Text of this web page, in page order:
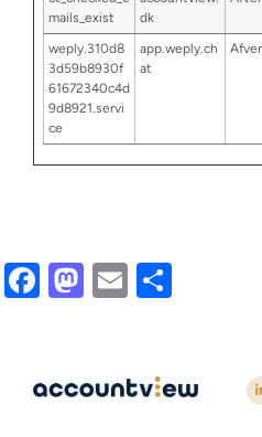
mails_exist
dk
weply.310d8
3d59b8930f
61672340c4d
9d8921.servi
ce
app.weply.ch
at
Facebook
Mastodon
Email